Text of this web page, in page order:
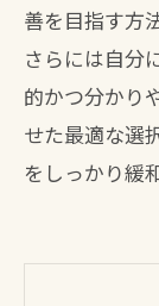
善を目指す方
さらには自分
的かつ分かり
せた最適な選
をしっかり緩